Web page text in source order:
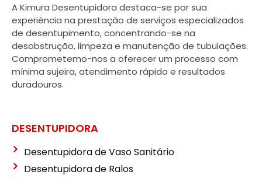
A Kimura Desentupidora destaca-se por sua
experiência na prestação de serviços especializados
de desentupimento, concentrando-se na
desobstrução, limpeza e manutenção de tubulações.
Comprometemo-nos a oferecer um processo com
mínima sujeira, atendimento rápido e resultados
duradouros.
DESENTUPIDORA
Desentupidora de Vaso Sanitário
Desentupidora de Ralos